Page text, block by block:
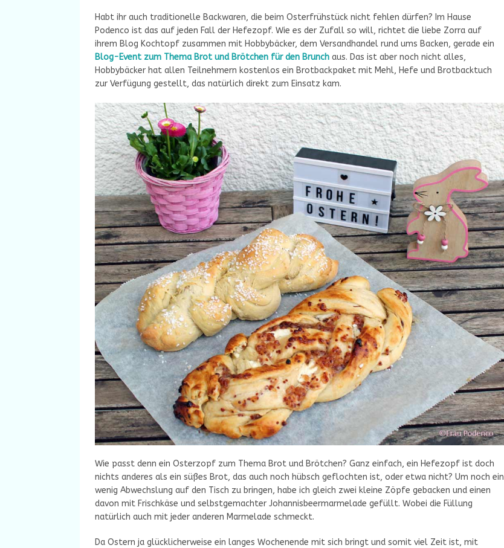
Habt ihr auch traditionelle Backwaren, die beim Osterfrühstück nicht fehlen dürfen? Im Hause
Podenco ist das auf jeden Fall der Hefezopf. Wie es der Zufall so will, richtet die liebe Zorra auf
ihrem Blog Kochtopf zusammen mit Hobbybäcker, dem Versandhandel rund ums Backen, gerade ein
Blog-Event zum Thema Brot und Brötchen für den Brunch aus. Das ist aber noch nicht alles,
Hobbybäcker hat allen Teilnehmern kostenlos ein Brotbackpaket mit Mehl, Hefe und Brotbacktuch
zur Verfügung gestellt, das natürlich direkt zum Einsatz kam.
Wie passt denn ein Osterzopf zum Thema Brot und Brötchen? Ganz einfach, ein Hefezopf ist doch
nichts anderes als ein süßes Brot, das auch noch hübsch geflochten ist, oder etwa nicht? Um noch ein
wenig Abwechslung auf den Tisch zu bringen, habe ich gleich zwei kleine Zöpfe gebacken und einen
davon mit Frischkäse und selbstgemachter Johannisbeermarmelade gefüllt. Wobei die Füllung
natürlich auch mit jeder anderen Marmelade schmeckt.
Da Ostern ja glücklicherweise ein langes Wochenende mit sich bringt und somit viel Zeit ist, mit